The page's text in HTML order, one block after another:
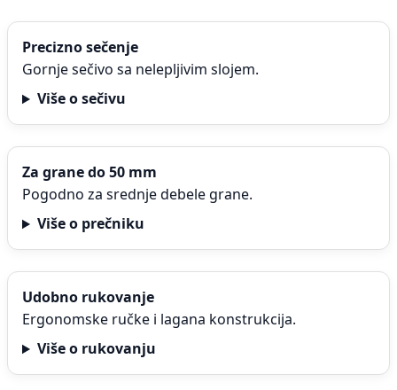
Precizno sečenje
Gornje sečivo sa nelepljivim slojem.
Više o sečivu
Za grane do 50 mm
Pogodno za srednje debele grane.
Više o prečniku
Udobno rukovanje
Ergonomske ručke i lagana konstrukcija.
Više o rukovanju